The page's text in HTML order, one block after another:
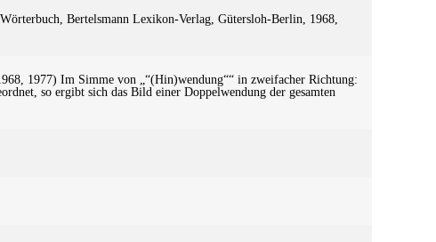
Bertelsmann Lexikon-Verlag, Gütersloh-Berlin, 1968,
1977) Im Simme von „“(Hin)wendung““ in zweifacher Richtung:
so ergibt sich das Bild einer Doppelwendung der gesamten